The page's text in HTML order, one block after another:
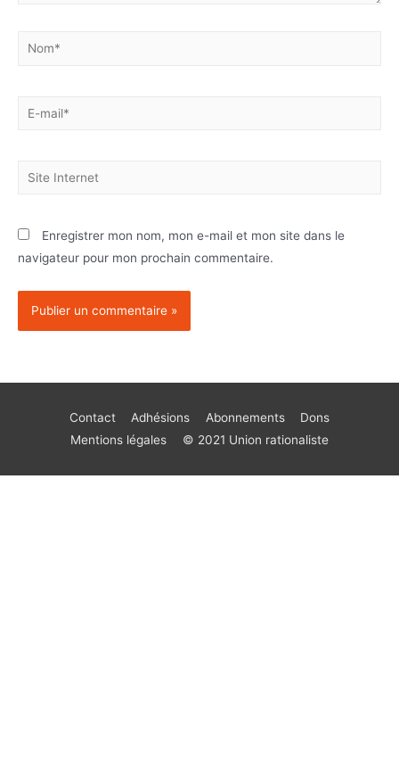
Enregistrer mon nom, mon e-mail et mon site dans le
navigateur pour mon prochain commentaire.
Contact Adhésions Abonnements
Dons
Mentions légales
© 2021 Union rationaliste